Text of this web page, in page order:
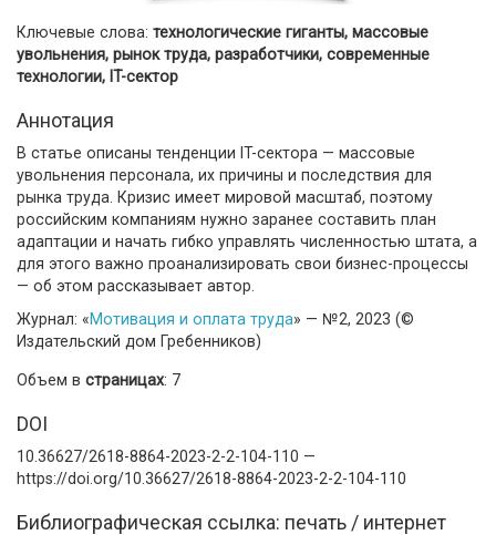
Ключевые слова: технологические гиганты, массовые
увольнения, рынок труда, разработчики, современные
технологии, IT-сектор
Аннотация
В статье описаны тенденции IT-сектора — массовые
увольнения персонала, их причины и последствия для
рынка труда. Кризис имеет мировой масштаб, поэтому
российским компаниям нужно заранее составить план
адаптации и начать гибко управлять численностью штата, а
для этого важно проанализировать свои бизнес-процессы
— об этом рассказывает автор.
Журнал: «Мотивация и оплата труда» — №2, 2023 (©
Издательский дом Гребенников)
Объем в страницах: 7
DOI
10.36627/2618-8864-2023-2-2-104-110 —
https://doi.org/10.36627/2618-8864-2023-2-2-104-110
Библиографическая ссылка: печать / интернет